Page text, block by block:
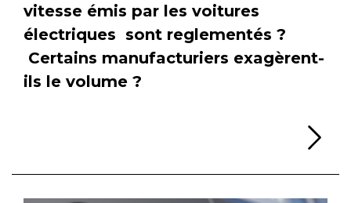
vitesse émis par les voitures
électriques sont reglementés ?
Certains manufacturiers exagèrent-
ils le volume ?